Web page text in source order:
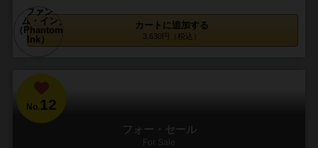
カートに追加する
3,630円（税込）
No.12
フォー・セール
For Sale